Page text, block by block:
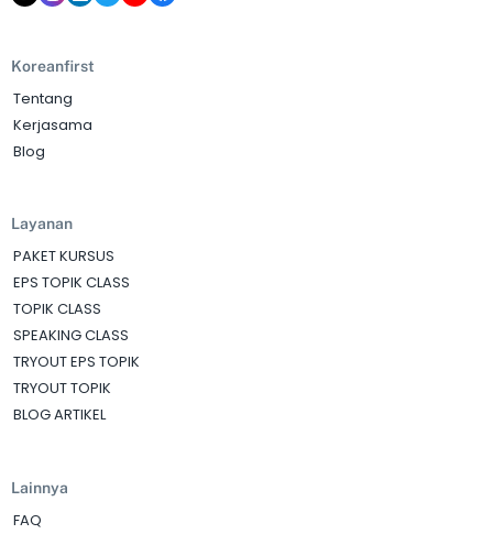
Koreanfirst
Tentang
Kerjasama
Blog
Layanan
PAKET KURSUS
EPS TOPIK CLASS
TOPIK CLASS
SPEAKING CLASS
TRYOUT EPS TOPIK
TRYOUT TOPIK
BLOG ARTIKEL
Lainnya
FAQ